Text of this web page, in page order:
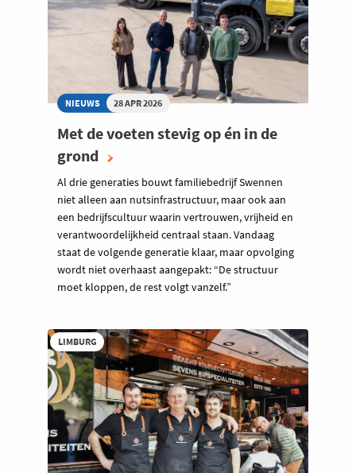
NIEUWS 28 APR 2026
Met de voeten stevig op én in de
grond
Al drie generaties bouwt familiebedrijf Swennen
niet alleen aan nutsinfrastructuur, maar ook aan
een bedrijfscultuur waarin vertrouwen, vrijheid en
verantwoordelijkheid centraal staan. Vandaag
staat de volgende generatie klaar, maar opvolging
wordt niet overhaast aangepakt: “De structuur
moet kloppen, de rest volgt vanzelf.”
LIMBURG